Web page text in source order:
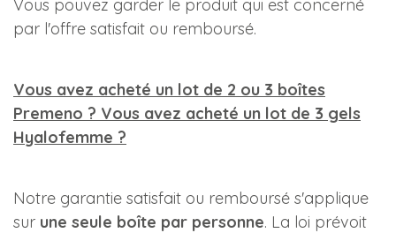
Vous pouvez garder le produit qui est concerné
par l'offre satisfait ou remboursé.
Vous avez acheté un lot de 2 ou 3 boîtes
Premeno ? Vous avez acheté un lot de 3 gels
Hyalofemme ?
Notre garantie satisfait ou remboursé s'applique
sur une seule boîte par personne. La loi prévoit